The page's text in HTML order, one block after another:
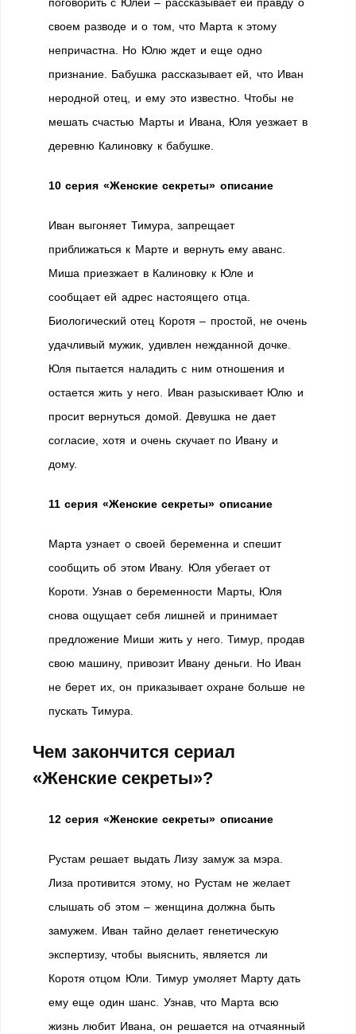
своем разводе и о том, что Марта к этому
непричастна. Но Юлю ждет и еще одно
признание. Бабушка рассказывает ей, что Иван
неродной отец, и ему это известно. Чтобы не
мешать счастью Марты и Ивана, Юля уезжает в
деревню Калиновку к бабушке.
10 серия «Женские секреты» описание
Иван выгоняет Тимура, запрещает
приближаться к Марте и вернуть ему аванс.
Миша приезжает в Калиновку к Юле и
сообщает ей адрес настоящего отца.
Биологический отец Коротя – простой, не очень
удачливый мужик, удивлен нежданной дочке.
Юля пытается наладить с ним отношения и
остается жить у него. Иван разыскивает Юлю и
просит вернуться домой. Девушка не дает
согласие, хотя и очень скучает по Ивану и
дому.
11 серия «Женские секреты» описание
Марта узнает о своей беременна и спешит
сообщить об этом Ивану. Юля убегает от
Короти. Узнав о беременности Марты, Юля
снова ощущает себя лишней и принимает
предложение Миши жить у него. Тимур, продав
свою машину, привозит Ивану деньги. Но Иван
не берет их, он приказывает охране больше не
пускать Тимура.
Чем закончится сериал
«Женские секреты»?
12 серия «Женские секреты» описание
Рустам решает выдать Лизу замуж за мэра.
Лиза противится этому, но Рустам не желает
слышать об этом – женщина должна быть
замужем. Иван тайно делает генетическую
экспертизу, чтобы выяснить, является ли
Коротя отцом Юли. Тимур умоляет Марту дать
ему еще один шанс. Узнав, что Марта всю
жизнь любит Ивана, он решается на отчаянный